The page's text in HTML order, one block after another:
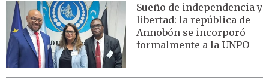
Sueño de independencia y
libertad: la república de
Annobón se incorporó
formalmente a la UNPO